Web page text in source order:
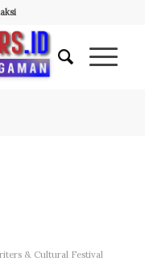
& Cultural Festival